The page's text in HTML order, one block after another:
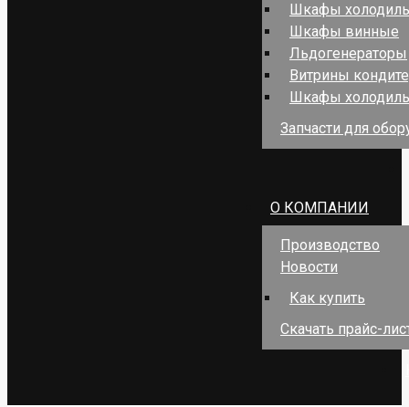
Шкафы
Шкафы винные
Льдогенераторы
Витрины
Шкафы
Запчасти для
О КОМПАНИИ
Производство
Новости
Как купить
Скачать прайс-